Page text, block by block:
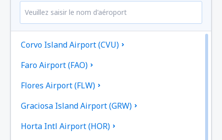
Corvo Island Airport (CVU)
Faro Airport (FAO)
Flores Airport (FLW)
Graciosa Island Airport (GRW)
Horta Intl Airport (HOR)